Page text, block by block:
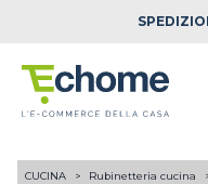
CUCINA Rubinetteria cucina